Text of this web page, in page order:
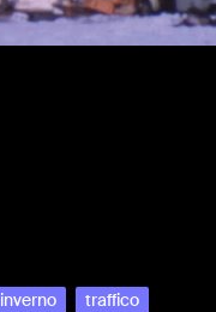
inverno
traffico